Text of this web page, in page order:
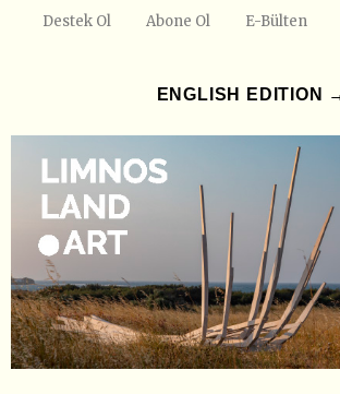
Destek Ol Abone Ol E-Bülten
ENGLISH EDITION